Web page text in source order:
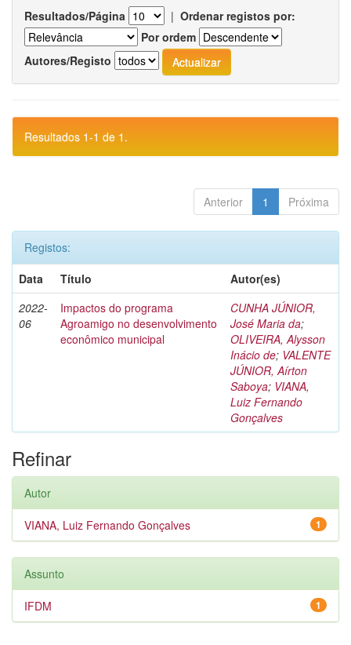
Resultados/Página | Ordenar registos por:
Por ordem
Autores/Registo
Resultados 1-1 de 1.
Anterior 1 Próxima
Registos:
Data
Título
Autor(es)
2022-
06
Impactos do programa
Agroamigo no desenvolvimento
econômico municipal
CUNHA JÚNIOR,
José Maria da;
OLIVEIRA, Alysson
Inácio de; VALENTE
JÚNIOR, Aírton
Saboya; VIANA,
Luiz Fernando
Gonçalves
Refinar
Autor
1
VIANA, Luiz Fernando Gonçalves
Assunto
1
IFDM